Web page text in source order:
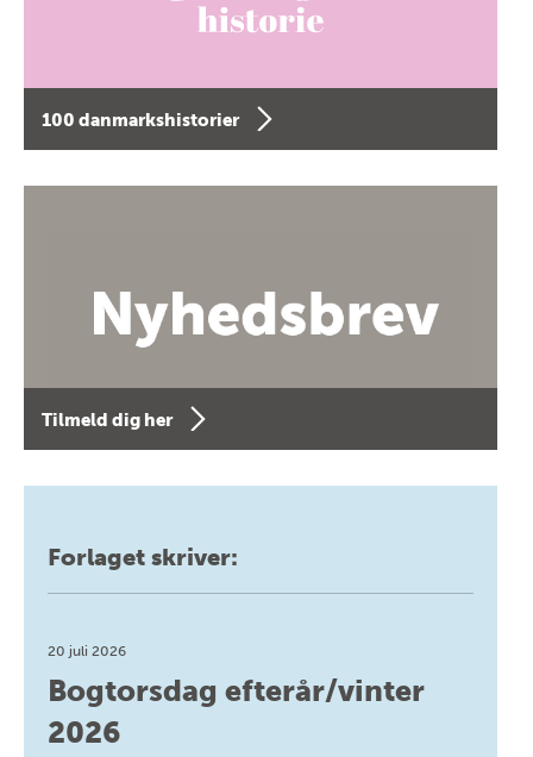
100 danmarkshistorier
Tilmeld dig her
Forlaget skriver:
20 juli 2026
Bogtorsdag efterår/vinter
2026